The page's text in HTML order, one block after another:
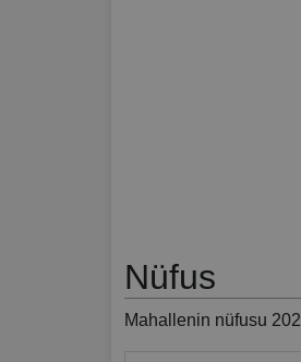
Nüfus
Mahallenin nüfusu